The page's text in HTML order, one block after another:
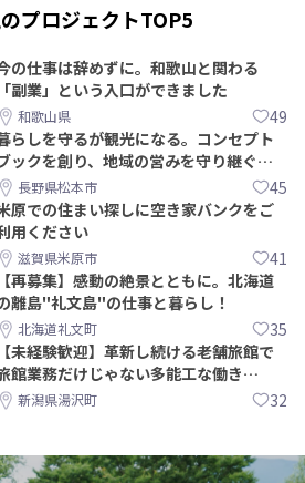
プロジェクトTOP5
の仕事は辞めずに。和歌山と関わる
「副業」という入口ができました
和歌山県 49
らしを守るが観光になる。コンセプト
ックを創り、地域の営みを守り継ぐ仲
間を集めませんか？
長野県松本市 45
原での住まい探しに空き家バンクをご
用ください
滋賀県米原市 41
【再募集】感動の絶景とともに。北海道
離島"礼文島"の仕事と暮らし！
北海道礼文町 35
【未経験歓迎】革新し続ける老舗旅館で
館業務だけじゃない多能工な働き
方。 株式会社いせん
新潟県湯沢町 32